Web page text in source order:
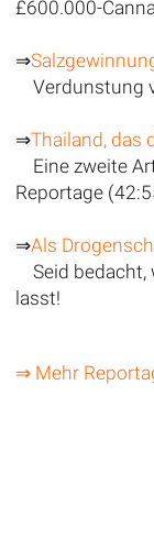
£600.000-
⇒
Verdunstung
⇒Thailand, das
Eine zweite
Reportage
⇒Als
Seid bedacht,
lasst!
⇒ Mehr